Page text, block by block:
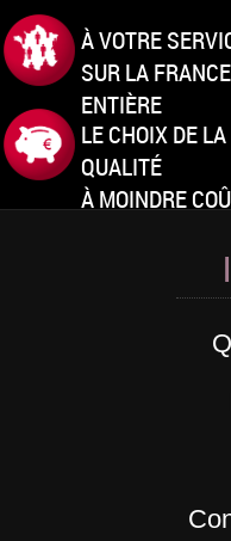
À VOTRE
SUR LA FRANCE
ENTIÈRE
LE CHOIX DE LA
QUALITÉ
À MOINDRE